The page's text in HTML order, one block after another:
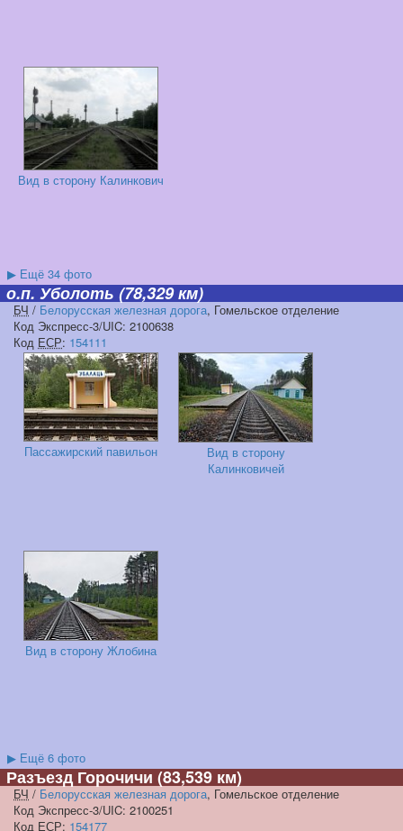
Вид в сторону Калинкович
▶ Ещё 34 фото
о.п. Уболоть(78,329 км)
БЧ / Белорусская железная дорога, Гомельское отделение
Код Экспресс-3/UIC: 2100638
Код ЕСР: 154111
Пассажирский павильон
Вид в сторону
Калинковичей
Вид в сторону Жлобина
▶ Ещё 6 фото
Разъезд Горочичи(83,539 км)
БЧ / Белорусская железная дорога, Гомельское отделение
Код Экспресс-3/UIC: 2100251
Код ЕСР: 154177